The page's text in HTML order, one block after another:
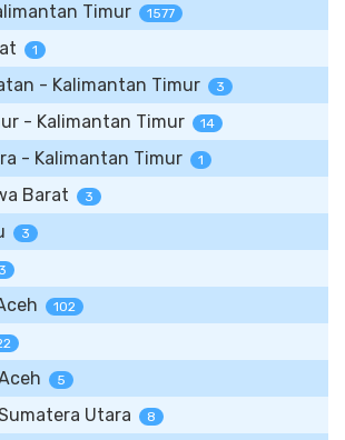
Timur 1577
1
- Kalimantan Timur 3
- Kalimantan Timur 14
- Kalimantan Timur 1
Barat 3
3
102
5
Utara 8